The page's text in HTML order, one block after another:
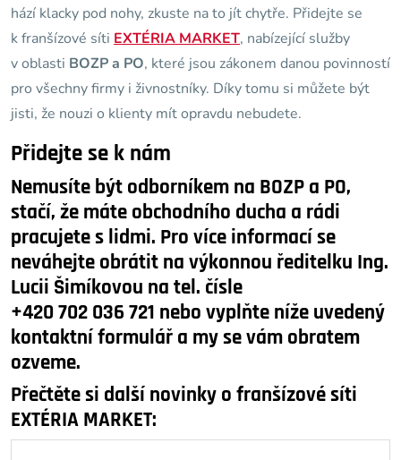
hází klacky pod nohy, zkuste na to jít chytře. Přidejte se
k franšízové síti EXTÉRIA MARKET, nabízející služby
v oblasti BOZP a PO, které jsou zákonem danou povinností
pro všechny firmy i živnostníky. Díky tomu si můžete být
jisti, že nouzi o klienty mít opravdu nebudete.
Přidejte se k nám
Nemusíte být odborníkem na BOZP a PO,
stačí, že máte obchodního ducha a rádi
pracujete s lidmi. Pro více informací se
neváhejte obrátit na výkonnou ředitelku Ing.
Lucii Šimíkovou na tel. čísle
+420 702 036 721 nebo vyplňte níže uvedený
kontaktní formulář a my se vám obratem
ozveme.
Přečtěte si další novinky o franšízové síti
EXTÉRIA MARKET: